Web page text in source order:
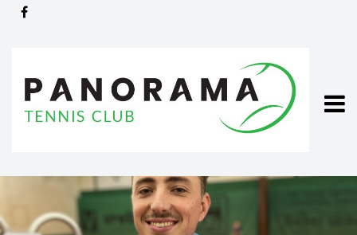
Overslaan en naar de inhoud gaan